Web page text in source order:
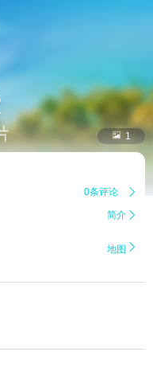
 1
0条评论 
简介 
地图 